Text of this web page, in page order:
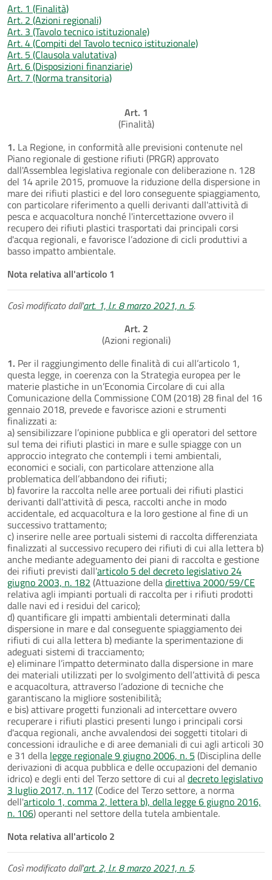
Art. 1 (Finalità)
Art. 2 (Azioni regionali)
Art. 3 (Tavolo tecnico istituzionale)
Art. 4 (Compiti del Tavolo tecnico istituzionale)
Art. 5 (Clausola valutativa)
Art. 6 (Disposizioni finanziarie)
Art. 7 (Norma transitoria)
Art. 1
(Finalità)
1. La Regione, in conformità alle previsioni contenute nel
Piano regionale di gestione rifiuti (PRGR) approvato
dall'Assemblea legislativa regionale con deliberazione n. 128
del 14 aprile 2015, promuove la riduzione della dispersione in
mare dei rifiuti plastici e del loro conseguente spiaggiamento,
con particolare riferimento a quelli derivanti dall'attività di
pesca e acquacoltura nonché l'intercettazione ovvero il
recupero dei rifiuti plastici trasportati dai principali corsi
d'acqua regionali, e favorisce l’adozione di cicli produttivi a
basso impatto ambientale.
Nota relativa all'articolo 1
Così modificato dall'art. 1, l.r. 8 marzo 2021, n. 5.
Art. 2
(Azioni regionali)
1. Per il raggiungimento delle finalità di cui all’articolo 1,
questa legge, in coerenza con la Strategia europea per le
materie plastiche in un’Economia Circolare di cui alla
Comunicazione della Commissione COM (2018) 28 final del 16
gennaio 2018, prevede e favorisce azioni e strumenti
finalizzati a:
a) sensibilizzare l’opinione pubblica e gli operatori del settore
sul tema dei rifiuti plastici in mare e sulle spiagge con un
approccio integrato che contempli i temi ambientali,
economici e sociali, con particolare attenzione alla
problematica dell’abbandono dei rifiuti;
b) favorire la raccolta nelle aree portuali dei rifiuti plastici
derivanti dall'attività di pesca, raccolti anche in modo
accidentale, ed acquacoltura e la loro gestione al fine di un
successivo trattamento;
c) inserire nelle aree portuali sistemi di raccolta differenziata
finalizzati al successivo recupero dei rifiuti di cui alla lettera b)
anche mediante adeguamento dei piani di raccolta e gestione
dei rifiuti previsti dall'articolo 5 del decreto legislativo 24
giugno 2003, n. 182 (Attuazione delladirettiva 2000/59/CE
relativa agli impianti portuali di raccolta per i rifiuti prodotti
dalle navi ed i residui del carico);
d) quantificare gli impatti ambientali determinati dalla
dispersione in mare e dal conseguente spiaggiamento dei
rifiuti di cui alla lettera b) mediante la sperimentazione di
adeguati sistemi di tracciamento;
e) eliminare l’impatto determinato dalla dispersione in mare
dei materiali utilizzati per lo svolgimento dell’attività di pesca
e acquacoltura, attraverso l’adozione di tecniche che
garantiscano la migliore sostenibilità;
e bis) attivare progetti funzionali ad intercettare ovvero
recuperare i rifiuti plastici presenti lungo i principali corsi
d'acqua regionali, anche avvalendosi dei soggetti titolari di
concessioni idrauliche e di aree demaniali di cui agli articoli 30
e 31 della legge regionale 9 giugno 2006, n. 5 (Disciplina delle
derivazioni di acqua pubblica e delle occupazioni del demanio
idrico) e degli enti del Terzo settore di cui al decreto legislativo
3 luglio 2017, n. 117 (Codice del Terzo settore, a norma
dell'articolo 1, comma 2, lettera b), della legge 6 giugno 2016,
n. 106) operanti nel settore della tutela ambientale.
Nota relativa all'articolo 2
Così modificato dall'art. 2, l.r. 8 marzo 2021, n. 5.